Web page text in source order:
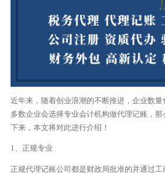
近年来，随着创业浪潮的不断推进，企业数
多数企业会选择专业会计机构做代理记账，
下来，本文将对此进行介绍！
1、正规专业
正规代理记账公司都是财政局批准的并通过